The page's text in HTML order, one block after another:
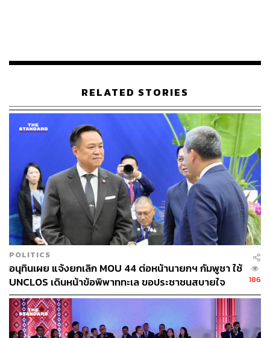
นอกจากนี้ชาติสมาชิกยังตอกย้ำพันธกิจที่จะทำให้อาเซียน
เป็นภูมิภาคแห่งสันติภาพ ความมั่นคง และเสถียรภาพ มีการ
เติบโตทางเศรษฐกิจอย่างยั่งยืน กระจายความเจริญรุ่งเรือง
อย่างทั่วถึง ตลอดจนมีความก้าวหน้าทางสังคม
ด้าน พล.อ. ประยุทธ์ จันทร์โอชา นายกรัฐมนตรี กล่าวถึง
ความคืบหน้าในการประชุมปีนี้ว่า ผู้นำอาเซียนได้หารือกับ
ภาคีภายนอก เพื่อต่อยอดการสร้างความมั่นคงของมนุษย์ที่
ยั่งยืน โดยเฉพาะการแก้ไขปัญหาขยะทะเล ปัญหาการ
เปลี่ยนแปลงของสภาพภูมิอากาศ การรับมือกับภัยพิบัติทาง
ธรรมชาติ ปัญหาหมอกควันข้ามแดน การส่งเสริมสิทธิต่างๆ
และการศึกษาของเด็ก นอกจากนี้อาเซียนยังได้ลงนาม MOU
กับฟีฟ่า เพื่อพัฒนากีฬาฟุตบอลในอาเซียน ซึ่งจะช่วย
สนับสนุนการเสนอตัวของประเทศสมาชิกอาเซียนร่วมเป็นเจ้า
ภาพจัดการแข่งขันฟุตบอลโลก หรือฟีฟ่าเวิลด์คัพ ในปี 2577
ด้วย
RELATED STORIES
POLITICS
อนุทินเผย แจ้งยกเลิก MOU 44 ต่อหน้านายกฯ​ กัมพูชา ใช้
UNCLOS เดินหน้าข้อพิพาททะเล ขอประชาชนสบายใจ
เกาะกูดเป็นของไทย
186